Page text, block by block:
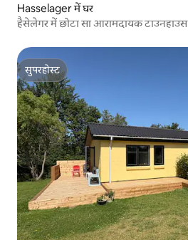
Hasselager में घर
हैसेलेगर में छोटा सा आरामदायक टाउनहाउस
सुपरहोस्ट
सुपरहोस्ट